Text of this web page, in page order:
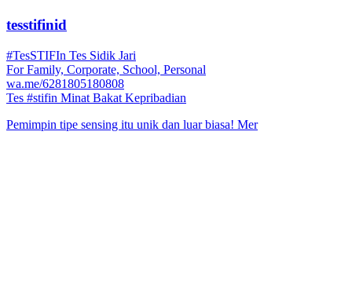
tesstifinid
#TesSTIFIn Tes Sidik Jari
For Family, Corporate, School, Personal
wa.me/6281805180808
Tes #stifin Minat Bakat Kepribadian
Pemimpin tipe sensing itu unik dan luar biasa! Mer